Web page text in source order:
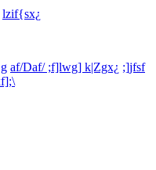
lzif{sx¿
af/Daf/ ;f]lwg] k|Zgx¿ ;]jfsf